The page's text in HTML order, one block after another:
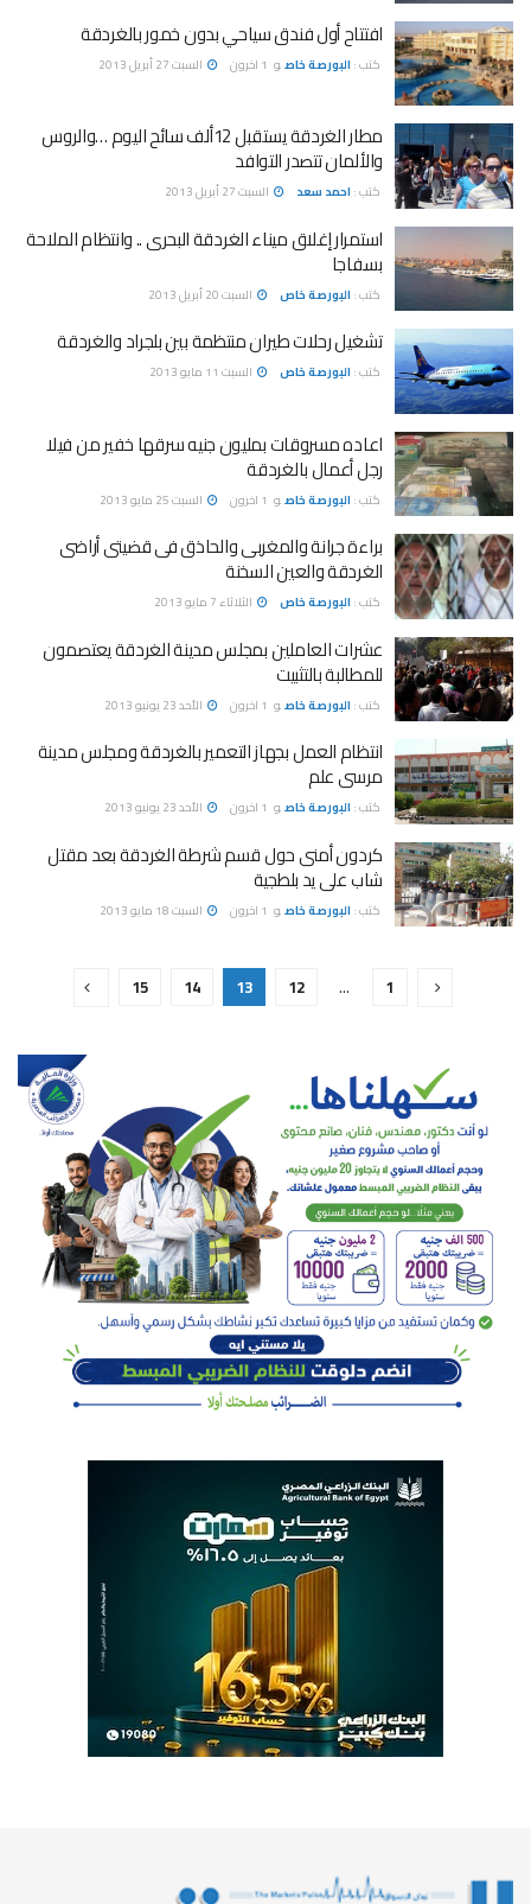
افتتاح أول فندق سياحي بدون خمور بالغردقة
كتب : البورصة خاصو 1 اخرون السبت 27 أبريل 2013
مطار الغردقة يستقبل 12ألف سائح اليوم …والروس
والألمان تتصدر التوافد
كتب : احمد سعد السبت 27 أبريل 2013
استمرار إغلاق ميناء الغردقة البحرى .. وانتظام الملاحة
بسفاجا
كتب : البورصة خاص السبت 20 أبريل 2013
تشغيل رحلات طيران منتظمة بين بلجراد والغردقة
كتب : البورصة خاص السبت 11 مايو 2013
اعاده مسروقات بمليون جنيه سرقها خفير من فيلا
رجل أعمال بالغردقة
كتب : البورصة خاصو 1 اخرون السبت 25 مايو 2013
براءة جرانة والمغربى والحاذق فى قضيتى أراضى
الغردقة والعين السخنة
كتب : البورصة خاص الثلاثاء 7 مايو 2013
عشرات العاملين بمجلس مدينة الغردقة يعتصمون
للمطالبة بالتثبيت
كتب : البورصة خاصو 1 اخرون الأحد 23 يونيو 2013
انتظام العمل بجهاز التعمير بالغردقة ومجلس مدينة
مرسى علم
كتب : البورصة خاصو 1 اخرون الأحد 23 يونيو 2013
كردون أمنى حول قسم شرطة الغردقة بعد مقتل
شاب على يد بلطجية
كتب : البورصة خاصو 1 اخرون السبت 18 مايو 2013
1
…
12
13
14
15